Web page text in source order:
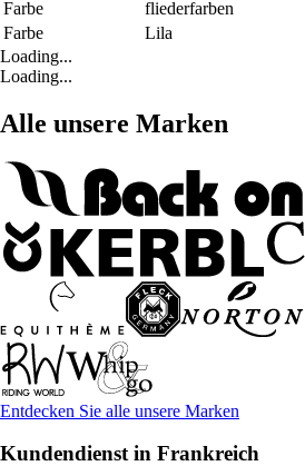
Farbe
fliederfarben
Farbe
Lila
Loading...
Loading...
Alle unsere Marken
Entdecken Sie alle unsere Marken
Kundendienst in Frankreich